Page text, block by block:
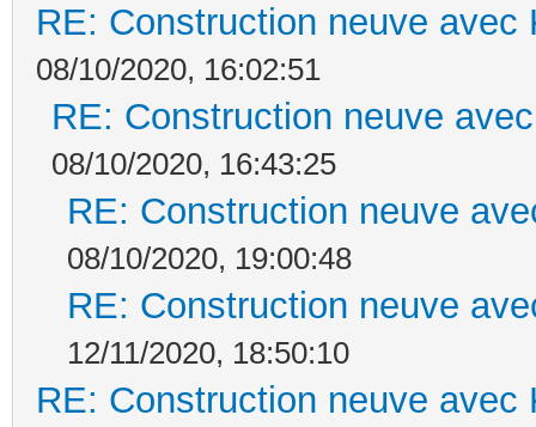
RE: Construction neuve avec
08/10/2020, 16:02:51
RE: Construction neuve
08/10/2020, 16:43:25
RE: Construction neuve
08/10/2020, 19:00:48
RE: Construction neuve
12/11/2020, 18:50:10
RE: Construction neuve avec